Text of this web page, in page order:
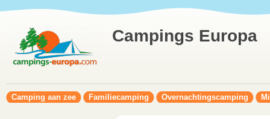
Campings Europa
Camping aan zee Familiecamping Overnachtingscamping